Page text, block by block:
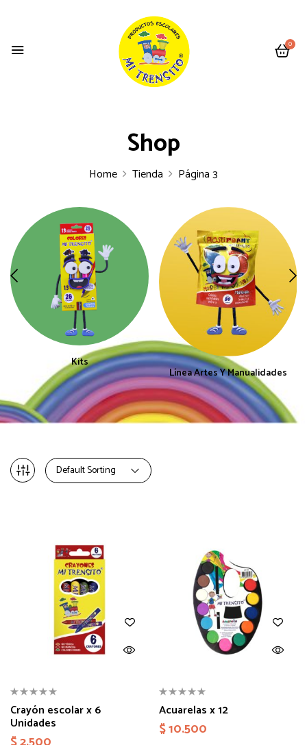
0
Shop
Home Tienda Página 3
Kits
Línea Artes Y Manualidades
Default Sorting
Crayón escolar x 6
Unidades
Acuarelas x 12
$10.500